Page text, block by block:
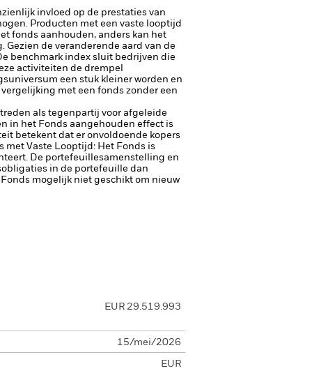
invloed op de prestaties van
Producten met een vaste looptijd
fonds aanhouden, anders kan het
de veranderende aard van de
benchmark index sluit bedrijven die
activiteiten de drempel
een stuk kleiner worden en
met een fonds zonder een
als tegenpartij voor afgeleide
in het Fonds aangehouden effect is
betekent dat er onvoldoende kopers
met Vaste Looptijd: Het Fonds is
De portefeuillesamenstelling en
in de portefeuille dan
mogelijk niet geschikt om nieuw
EUR 29.519.993
15/mei/2026
EUR